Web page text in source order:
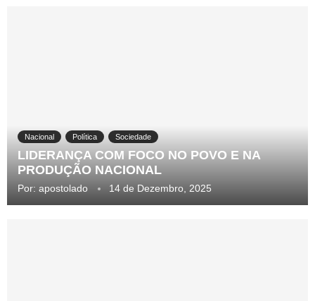
Nacional Política Sociedade
LIDERANÇA COM FOCO NO POVO E NA
PRODUÇÃO NACIONAL
Por: apostolado 14 de Dezembro, 2025